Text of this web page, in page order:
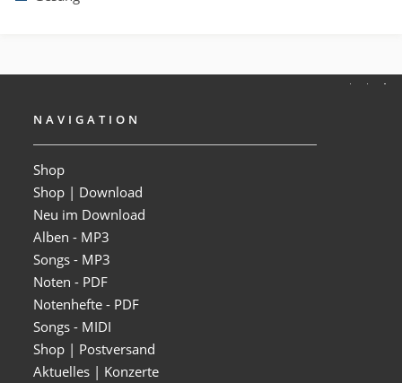
NAVIGATION
Shop
Shop | Download
Neu im Download
Alben - MP3
Songs - MP3
Noten - PDF
Notenhefte - PDF
Songs - MIDI
Shop | Postversand
Aktuelles | Konzerte